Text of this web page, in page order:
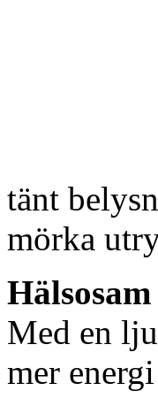
tänt
mörka
Hälsosam
Med en
mer